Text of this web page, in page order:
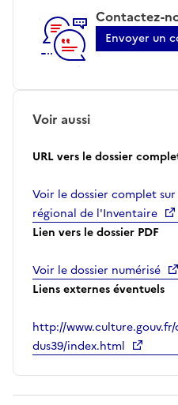
Contactez-
Envoyer un
Voir aussi
URL vers le dossier
Voir le dossier complet
régional de l'Inventaire
Lien vers le dossier PDF
Voir le dossier numérisé
Liens externes éventuels
http://
dus39/index.html